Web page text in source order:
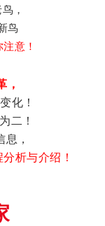
，
鸟
意！
，
化！
二！
，
析与介绍！